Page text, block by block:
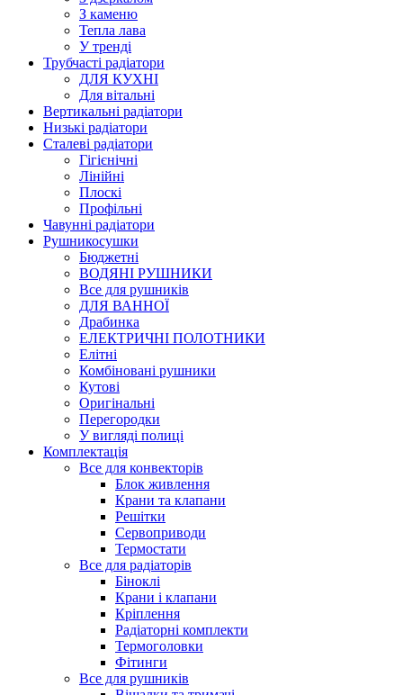
З каменю
Тепла лава
У тренді
Трубчасті радіатори
ДЛЯ КУХНІ
Для вітальні
Вертикальні радіатори
Низькі радіатори
Сталеві радіатори
Гігієнічні
Лінійні
Плоскі
Профільні
Чавунні радіатори
Рушникосушки
Бюджетні
ВОДЯНІ РУШНИКИ
Все для рушників
ДЛЯ ВАННОЇ
Драбинка
ЕЛЕКТРИЧНІ ПОЛОТНИКИ
Елітні
Комбіновані рушники
Кутові
Оригінальні
Перегородки
У вигляді полиці
Комплектація
Все для конвекторів
Блок живлення
Крани та клапани
Решітки
Сервоприводи
Термостати
Все для радіаторів
Біноклі
Крани і клапани
Кріплення
Радіаторні комплекти
Термоголовки
Фітинги
Все для рушників